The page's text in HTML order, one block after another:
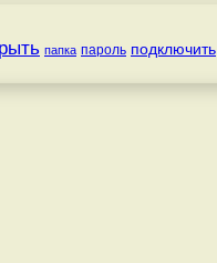
папка пароль подключить